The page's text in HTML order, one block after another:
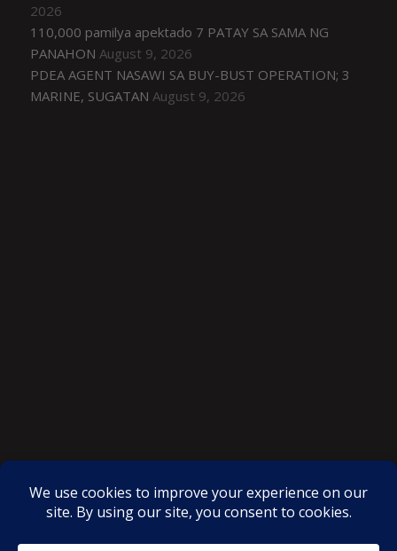
2026
110,000 pamilya apektado 7 PATAY SA SAMA NG
PANAHON August 9, 2026
PDEA AGENT NASAWI SA BUY-BUST OPERATION; 3
MARINE, SUGATAN August 9, 2026